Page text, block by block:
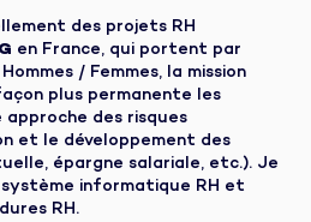
des projets RH
en France, qui portent par
/ Femmes, la mission
plus permanente les
des risques
et le développement des
épargne salariale, etc.). Je
informatique RH et
RH.